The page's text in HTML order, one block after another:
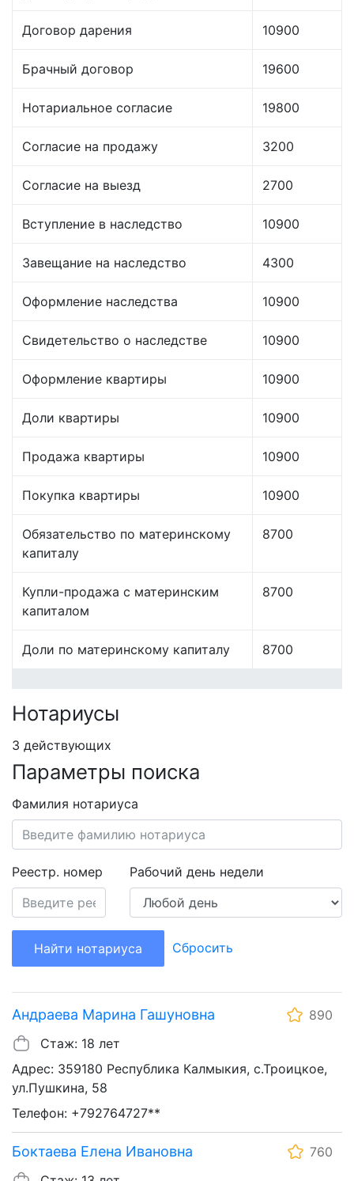
Договор дарения 10900
Брачный договор 19600
Нотариальное согласие 19800
Согласие на продажу 3200
Согласие на выезд 2700
Вступление в наследство 10900
Завещание на наследство 4300
Оформление наследства 10900
Свидетельство о наследстве 10900
Оформление квартиры 10900
Доли квартиры 10900
Продажа квартиры 10900
Покупка квартиры 10900
Обязательство по материнскому
капиталу
8700
Купли-продажа с материнским
капиталом
8700
Доли по материнскому капиталу 8700
Нотариусы
3 действующих
Параметры поиска
Фамилия нотариуса
Реестр. номер Рабочий день недели
Найти нотариуса Сбросить
Андраева Марина Гашуновна
890
Стаж: 18 лет
Адрес: 359180 Республика Калмыкия, с.Троицкое,
ул.Пушкина, 58
Телефон: +792764727**
Боктаева Елена Ивановна
760